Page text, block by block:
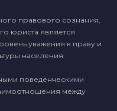
правового сознания,
юриста является
уважения к праву и
населения.
поведенческими
между